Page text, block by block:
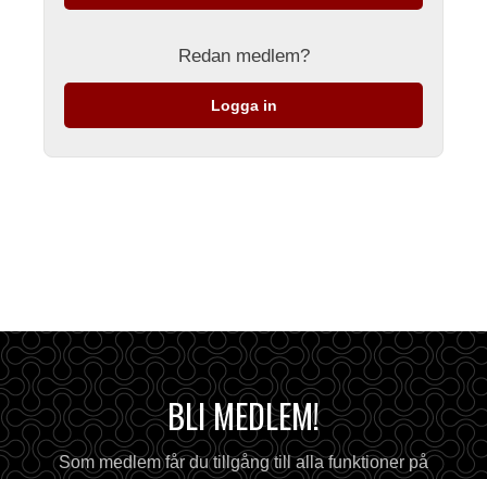
Redan medlem?
Logga in
BLI MEDLEM!
Som medlem får du tillgång till alla funktioner på